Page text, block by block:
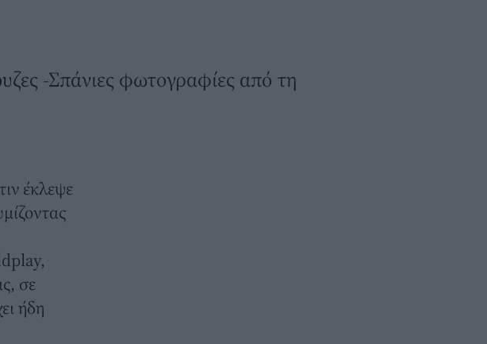
-Σπάνιες φωτογραφίες από τη
έκλεψε
σε
ήδη